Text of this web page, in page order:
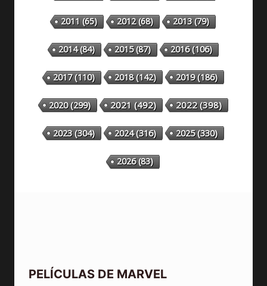
2011 (65) 2012(68) 2013(79)
2014(84) 2015(87) 2016(106)
2017(110) 2018(142) 2019(186)
2020(299) 2021(492) 2022(398)
2023(304) 2024(316) 2025(330)
2026(83)
PELÍCULAS DE MARVEL